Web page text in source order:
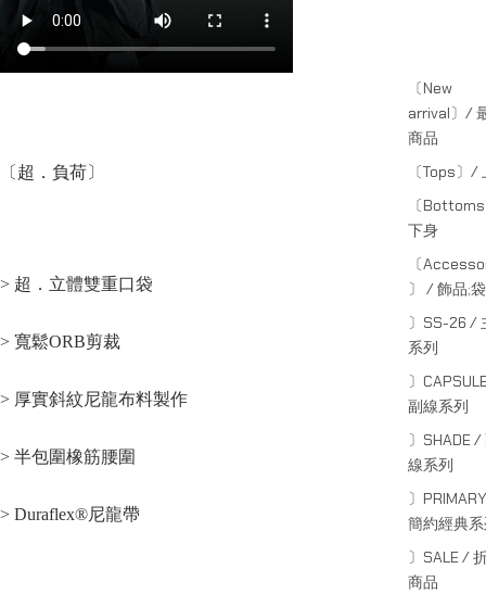
〔New
arrival〕/
商品
〔Tops〕/
〔
下身
〔
〕 / 飾品;袋
〕SS-26 /
系列
〕
副線系列
〕SHADE /
線系列
〕
簡約經典
〕SALE /
商品
〔超．負荷〕
> 超．立體雙重口袋
> 寬鬆ORB剪裁
> 厚實斜紋尼龍布料製作
> 半包圍橡筋腰圍
> Duraflex®尼龍帶